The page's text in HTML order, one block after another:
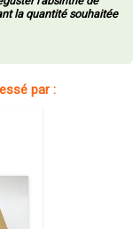
la quantité souhaitée
par :